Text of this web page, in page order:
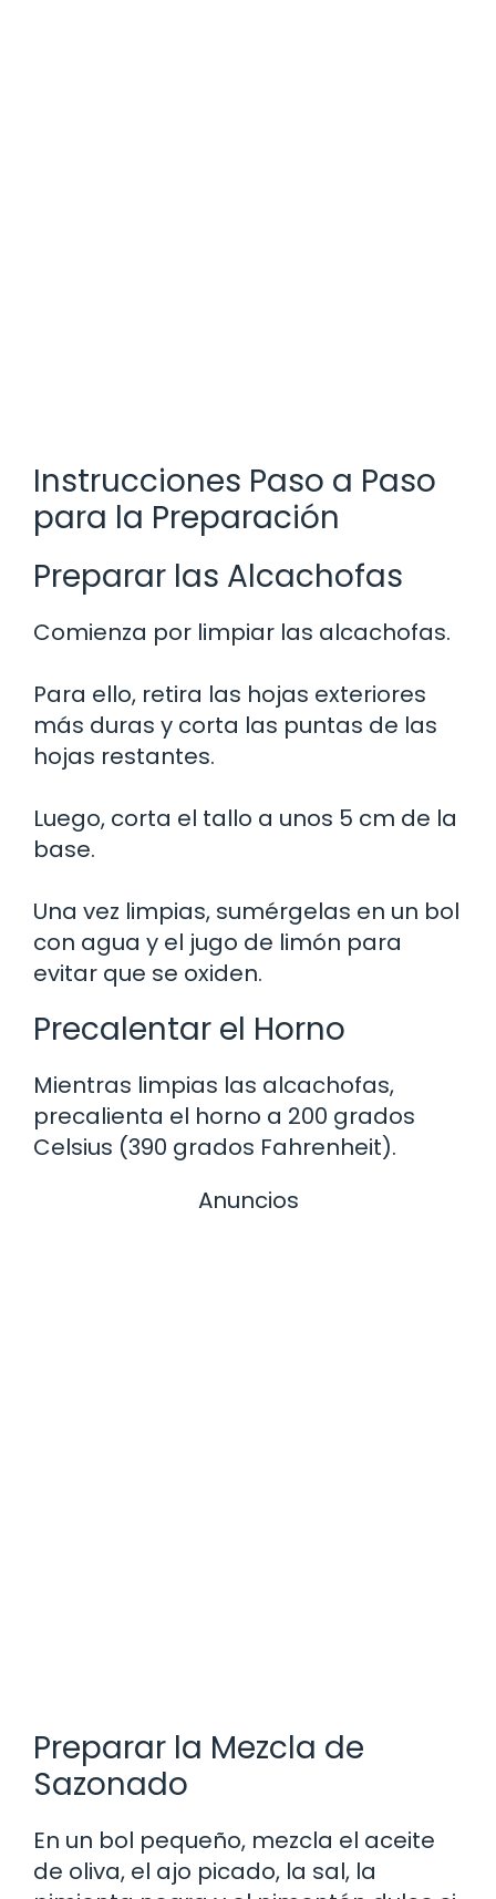
Instrucciones Paso a Paso
para la Preparación
Preparar las Alcachofas
Comienza por limpiar las alcachofas.
Para ello, retira las hojas exteriores
más duras y corta las puntas de las
hojas restantes.
Luego, corta el tallo a unos 5 cm de la
base.
Una vez limpias, sumérgelas en un bol
con agua y el jugo de limón para
evitar que se oxiden.
Precalentar el Horno
Mientras limpias las alcachofas,
precalienta el horno a 200 grados
Celsius (390 grados Fahrenheit).
Anuncios
Preparar la Mezcla de
Sazonado
En un bol pequeño, mezcla el aceite
de oliva, el ajo picado, la sal, la